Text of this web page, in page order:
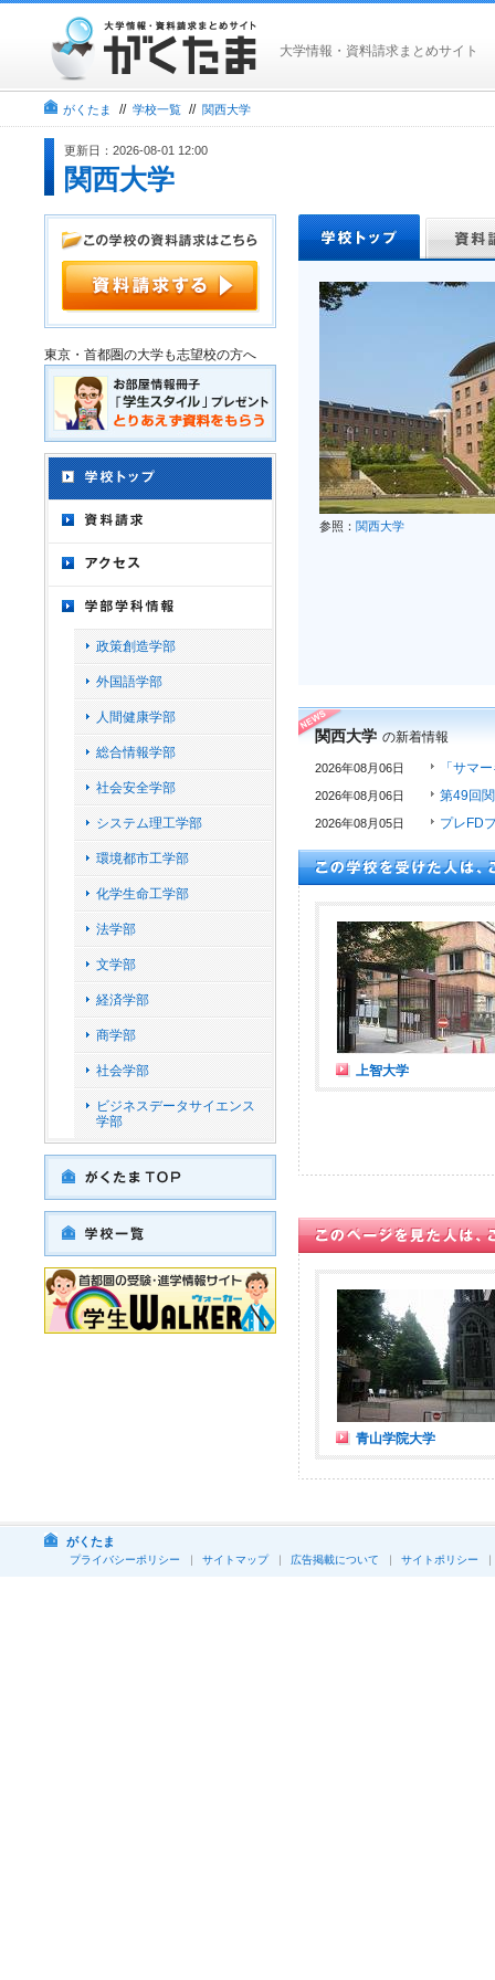
大学情報・資料請求まとめサイト
がくたま // 学校一覧 // 関西大学
更新日：2026-08-01 12:00
関西大学
参照： 関西大学
関西大学 の新着情報
2026年08月06日 「サマ
2026年08月06日 第49回
2026年08月05日 プレFD
上智大学
青山学院大学
東京・首都圏の大学も志望校の方へ
政策創造学部
外国語学部
人間健康学部
総合情報学部
社会安全学部
システム理工学部
環境都市工学部
化学生命工学部
法学部
文学部
経済学部
商学部
社会学部
ビジネスデータサイエンス
学部
がくたま
プライバシーポリシー サイトマップ 広告掲載について サイトポリシー